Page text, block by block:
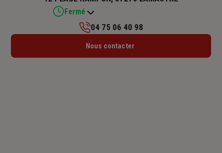
Fermé
Lundi : 09h – 12h / 14h – 17h30
04 75 06 40 98
Nous contacter